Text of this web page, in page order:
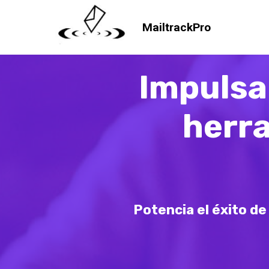
MailtrackPro
Potencia el éxito